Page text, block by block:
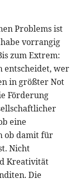
Problems ist
vorrangig
zum Extrem:
entscheidet, wer
in größter Not
Förderung
eine
ob damit für
Nicht
Kreativität
Die